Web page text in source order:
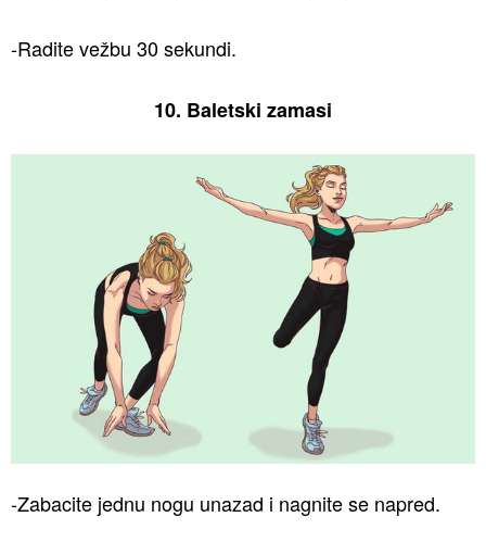
-Radite vežbu 30 sekundi.
10. Baletski zamasi
-Zabacite jednu nogu unazad i nagnite se napred.